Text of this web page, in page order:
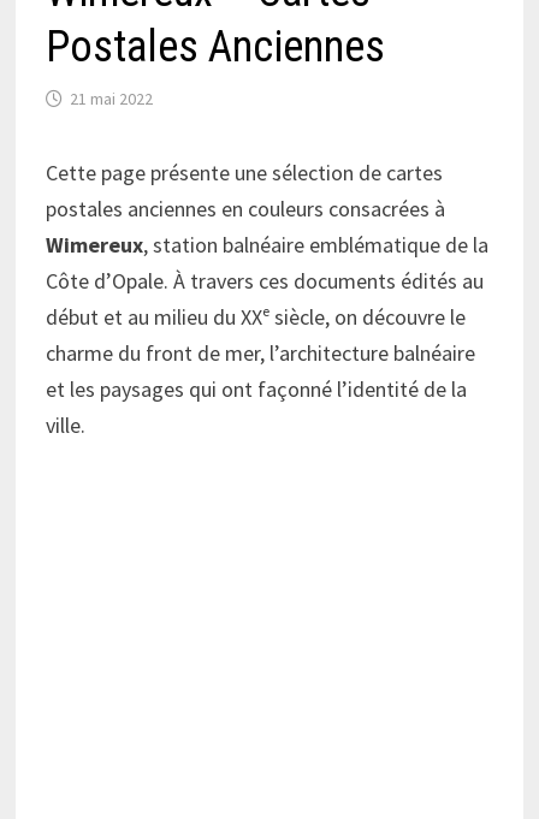
Postales Anciennes
21 mai 2022
Cette page présente une sélection de cartes
postales anciennes en couleurs consacrées à
Wimereux, station balnéaire emblématique de la
Côte d’Opale. À travers ces documents édités au
début et au milieu du XXᵉ siècle, on découvre le
charme du front de mer, l’architecture balnéaire
et les paysages qui ont façonné l’identité de la
ville.